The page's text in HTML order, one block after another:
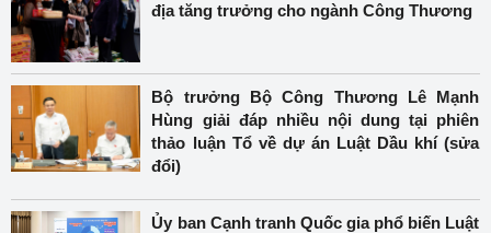
địa tăng trưởng cho ngành Công Thương
Bộ trưởng Bộ Công Thương Lê Mạnh
Hùng giải đáp nhiều nội dung tại phiên
thảo luận Tổ về dự án Luật Dầu khí (sửa
đổi)
Ủy ban Cạnh tranh Quốc gia phổ biến Luật